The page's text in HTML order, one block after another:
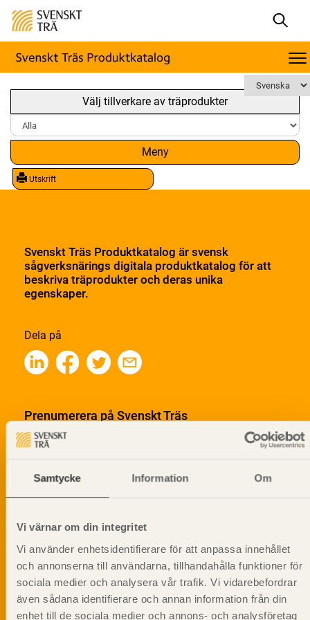
Samtycke Information Om
Vi värnar om din integritet
Vi använder enhetsidentifierare för att anpassa innehållet
och annonserna till användarna, tillhandahålla funktioner för
sociala medier och analysera vår trafik. Vi vidarebefordrar
även sådana identifierare och annan information från din
enhet till de sociala medier och annons- och analysföretag
Välj tillverkare av träprodukter
Meny
Utskrift
Svenskt Träs Produktkatalog är svensk
sågverksnärings digitala produktkatalog för att
beskriva träprodukter och deras unika
egenskaper.
Dela på
Prenumerera på Svenskt Träs
informationsutskick!